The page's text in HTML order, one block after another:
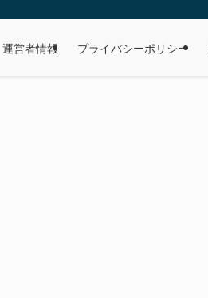
運営者情報 プライバシーポリシー